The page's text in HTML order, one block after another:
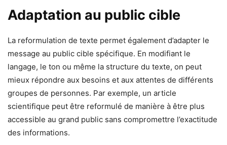
Adaptation au public cible
La reformulation de texte permet également d’adapter le
message au public cible spécifique. En modifiant le
langage, le ton ou même la structure du texte, on peut
mieux répondre aux besoins et aux attentes de différents
groupes de personnes. Par exemple, un article
scientifique peut être reformulé de manière à être plus
accessible au grand public sans compromettre l’exactitude
des informations.